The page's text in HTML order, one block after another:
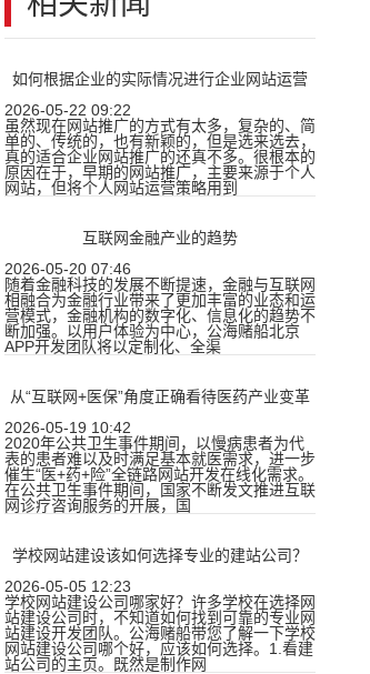
如何根据企业的实际情况进行企业网站运营
2026-05-22 09:22
虽然现在网站推广的方式有太多，复杂的、简
单的、传统的，也有新颖的，但是选来选去，
真的适合企业网站推广的还真不多。很根本的
原因在于，早期的网站推广，主要来源于个人
网站，但将个人网站运营策略用到
互联网金融产业的趋势
2026-05-20 07:46
随着金融科技的发展不断提速，金融与互联网
相融合为金融行业带来了更加丰富的业态和运
营模式，金融机构的数字化、信息化的趋势不
断加强。以用户体验为中心，公海赌船北京
APP开发团队将以定制化、全渠
从“互联网+医保”角度正确看待医药产业变革
2026-05-19 10:42
2020年公共卫生事件期间，以慢病患者为代
表的患者难以及时满足基本就医需求，进一步
催生“医+药+险”全链路网站开发在线化需求。
在公共卫生事件期间，国家不断发文推进互联
网诊疗咨询服务的开展，国
学校网站建设该如何选择专业的建站公司？
2026-05-05 12:23
学校网站建设公司哪家好？许多学校在选择网
站建设公司时，不知道如何找到可靠的专业网
站建设开发团队。公海赌船带您了解一下学校
网站建设公司哪个好，应该如何选择。1.看建
站公司的主页。既然是制作网